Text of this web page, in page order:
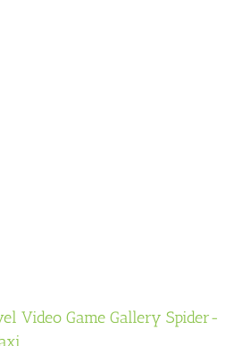
Video Game Gallery Spider-